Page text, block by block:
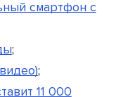
смартфон с
;
;
11 000